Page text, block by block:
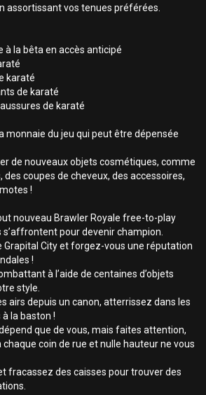
assortissant vos tenues préférées.
à la bêta en accès anticipé
karaté
de karaté
de karaté
monnaie du jeu qui peut être dépensée
de nouveaux objets cosmétiques, comme
coupes de cheveux, des accessoires,
!
nouveau Brawler Royale free-to-play
pour devenir champion.
Grapital City et forgez-vous une réputation
!
à l’aide de centaines d’objets
style.
airs depuis un canon, atterrissez dans les
la baston !
que de vous, mais faites attention,
chaque coin de rue et nulle hauteur ne vous
fracassez des caisses pour trouver des